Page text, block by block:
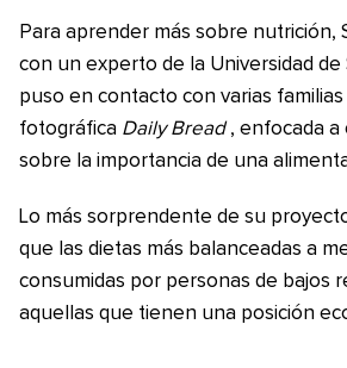
Para aprender más sobre nutrición,
con un experto de la Universidad
puso en contacto con varias
fotográfica Daily Bread , enfocada a
sobre la importancia de una
Lo más sorprendente de su
que las dietas más balanceadas a
consumidas por personas de bajos
aquellas que tienen una posición